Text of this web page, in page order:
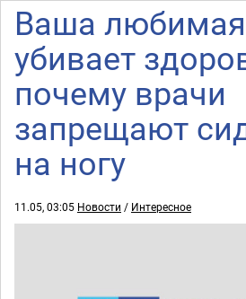
Ваша
убивает
почему врачи
запрещают
на ногу
11.05, 03:05 Новости / Интересное